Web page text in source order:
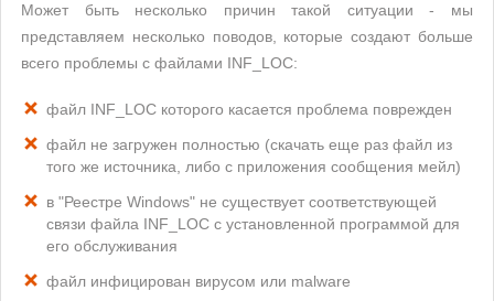
Может быть несколько причин такой ситуации - мы
представляем несколько поводов, которые создают больше
всего проблемы с файлами INF_LOC:
файл INF_LOC которого касается проблема поврежден
файл не загружен полностью (скачать еще раз файл из
того же источника, либо с приложения сообщения мейл)
в "Реестре Windows" не существует соответствующей
связи файла INF_LOC с установленной программой для
его обслуживания
файл инфицирован вирусом или malware